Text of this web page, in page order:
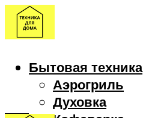
Бытовая техника
Аэрогриль
Духовка